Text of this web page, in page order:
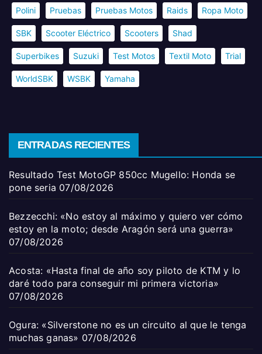
Polini Pruebas Pruebas Motos Raids Ropa Moto
SBK Scooter Eléctrico Scooters Shad
Superbikes Suzuki Test Motos Textil Moto Trial
WorldSBK WSBK Yamaha
ENTRADAS RECIENTES
Resultado Test MotoGP 850cc Mugello: Honda se
pone seria 07/08/2026
Bezzecchi: «No estoy al máximo y quiero ver cómo
estoy en la moto; desde Aragón será una guerra»
07/08/2026
Acosta: «Hasta final de año soy piloto de KTM y lo
daré todo para conseguir mi primera victoria»
07/08/2026
Ogura: «Silverstone no es un circuito al que le tenga
muchas ganas» 07/08/2026